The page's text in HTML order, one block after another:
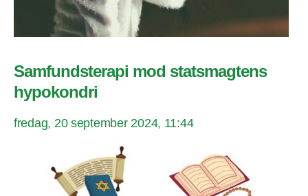
Samfundsterapi mod statsmagtens
hypokondri
fredag, 20 september 2024, 11:44